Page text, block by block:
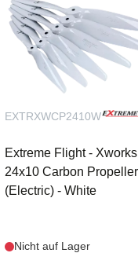
EXTRXWCP2410W
Extreme Flight - Xworks
24x10 Carbon Propeller
(Electric) - White
Nicht auf Lager